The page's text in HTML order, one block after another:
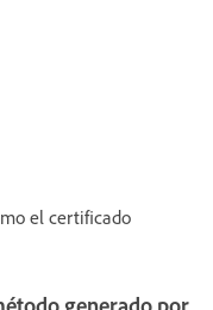
el certificado